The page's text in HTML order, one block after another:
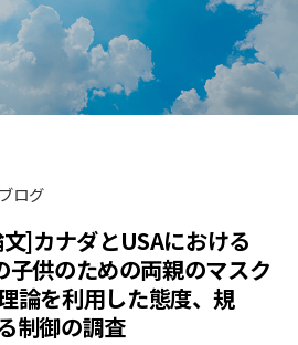
ログ
]カナダとUSAにおける
子供のための両親のマスク
論を利用した態度、規
制御の調査